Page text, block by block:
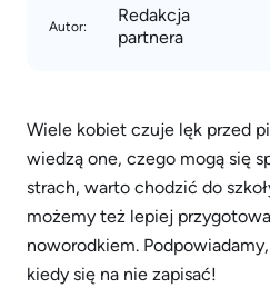
Autor:
Redakcja
partnera
Wiele kobiet czuje lęk przed
wiedzą one, czego mogą się
strach, warto chodzić do
możemy też lepiej
noworodkiem.
kiedy się na nie zapisać!